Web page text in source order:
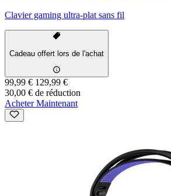
Clavier gaming ultra-plat sans fil
Cadeau offert lors de l'achat
99,99 € 129,99 €
30,00 € de réduction
Acheter Maintenant